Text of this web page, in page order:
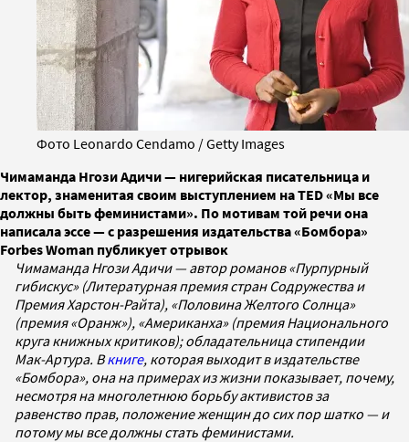
Фото Leonardo Cendamo / Getty Images
Чимаманда Нгози Адичи — нигерийская писательница и
лектор, знаменитая своим выступлением на TED «Мы все
должны быть феминистами». По мотивам той речи она
написала эссе — с разрешения издательства «Бомбора»
Forbes Woman публикует отрывок
Чимаманда Нгози Адичи — автор романов «Пурпурный
гибискус» (Литературная премия стран Содружества и
Премия Харстон-Райта), «Половина Желтого Солнца»
(премия «Оранж»), «Американха» (премия Национального
круга книжных критиков); обладательница стипендии
Мак-Артура. Вкниге, которая выходит в издательстве
«Бомбора», она на примерах из жизни показывает, почему,
несмотря на многолетнюю борьбу активистов за
равенство прав, положение женщин до сих пор шатко — и
потому мы все должны стать феминистами.